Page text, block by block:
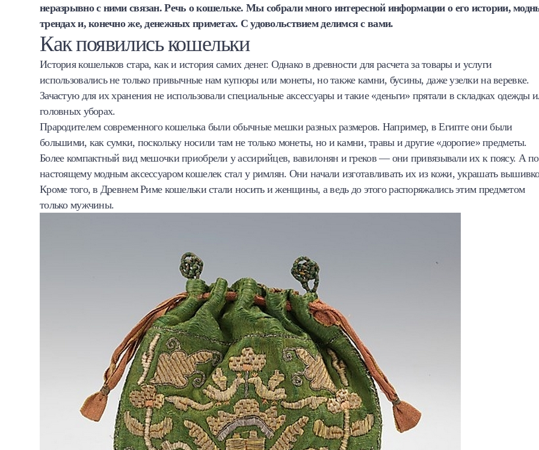
Халва
Онлайн-обменник
Премиальный сервис Prime Line
Мобильный банк MOBY
Потребительский кредит
Карта КАКТУС
Продукты для Бизнеса
неразрывно с ними связан. Речь о кошельке. Мы собрали много интересной информации о его истории,
трендах и, конечно же, денежных приметах. С удовольствием делимся с вами.
Как появились кошельки
История кошельков стара, как и история самих денег. Однако в древности для расчета за товары и услуги
использовались не только привычные нам купюры или монеты, но также камни, бусины, даже узелки на веревке.
Зачастую для их хранения не использовали специальные аксессуары и такие «деньги» прятали в складках одежды
головных уборах.
Прародителем современного кошелька были обычные мешки разных размеров. Например, в Египте они были
большими, как сумки, поскольку носили там не только монеты, но и камни, травы и другие «дорогие» предметы.
Более компактный вид мешочки приобрели у ассирийцев, вавилонян и греков — они привязывали их к поясу. А
настоящему модным аксессуаром кошелек стал у римлян. Они начали изготавливать их из кожи, украшать
Кроме того, в Древнем Риме кошельки стали носить и женщины, а ведь до этого распоряжались этим предметом
только мужчины.